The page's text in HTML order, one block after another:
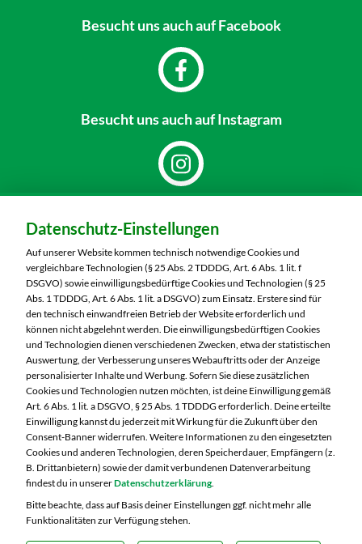
Besucht unsauch auf Facebook
Besucht unsauch auf Instagram
MARKTKAUF Sonneberg-Hönbach
Neustadter Straße 199
96515 Sonneberg
Telefon:03675 8820
Markt ändern
Öffnungszeiten diese Woche:
Mo:
07:00 – 20:00 Uhr
Di:
07:00 – 20:00 Uhr
Mi:
07:00 – 20:00 Uhr
Do:
07:00 – 21:00 Uhr
Fr:
07:00 – 21:00 Uhr
Datenschutz-Einstellungen
Auf unserer Website kommen technisch notwendige Cookies und
vergleichbare Technologien (§ 25 Abs. 2 TDDDG, Art. 6 Abs. 1 lit. f
DSGVO) sowie einwilligungsbedürftige Cookies und Technologien (§ 25
Abs. 1 TDDDG, Art. 6 Abs. 1 lit. a DSGVO) zum Einsatz. Erstere sind für
den technisch einwandfreien Betrieb der Website erforderlich und
können nicht abgelehnt werden. Die einwilligungsbedürftigen Cookies
und Technologien dienen verschiedenen Zwecken, etwa der statistischen
Auswertung, der Verbesserung unseres Webauftritts oder der Anzeige
personalisierter Inhalte und Werbung. Sofern Sie diese zusätzlichen
Cookies und Technologien nutzen möchten, ist deine Einwilligung gemäß
Art. 6 Abs. 1 lit. a DSGVO, § 25 Abs. 1 TDDDG erforderlich. Deine erteilte
Einwilligung kannst du jederzeit mit Wirkung für die Zukunft über den
Consent-Banner widerrufen. Weitere Informationen zu den eingesetzten
Cookies und anderen Technologien, deren Speicherdauer, Empfängern (z.
B. Drittanbietern) sowie der damit verbundenen Datenverarbeitung
findest du in unsererDatenschutzerklärung.
Bitte beachte, dass auf Basis deiner Einstellungen ggf. nicht mehr alle
Funktionalitäten zur Verfügung stehen.